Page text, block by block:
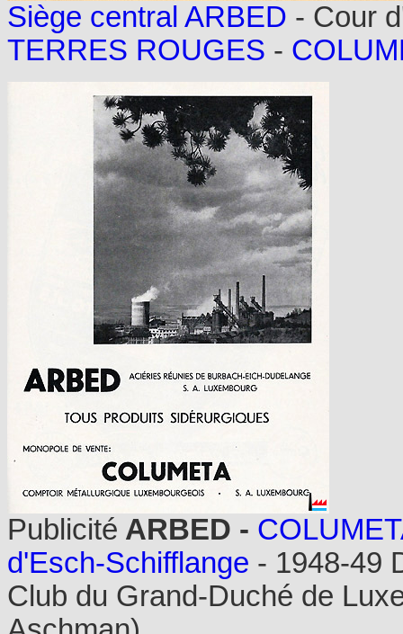
Siège central ARBED - Cour
TERRES ROUGES -
Publicité ARBED -
d'Esch-Schifflange - 1948-49
Club du Grand-Duché de